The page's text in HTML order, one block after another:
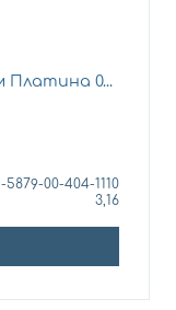
Платина 0...
5879-00-404-1110
3,16